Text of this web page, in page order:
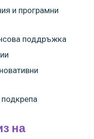
и програмни
поддръжка
на